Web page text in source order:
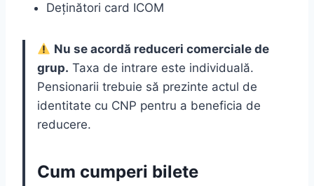
Deținători card ICOM
Nu se acordă reduceri comerciale de
grup. Taxa de intrare este individuală.
Pensionarii trebuie să prezinte actul de
identitate cu CNP pentru a beneficia de
reducere.
Cum cumperi bilete